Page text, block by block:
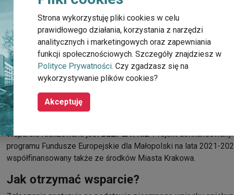
, możliwe także zorganizowanie
WAŻNE INFORMACJE
Wsparcie realizowane jestBEZPŁATNIE. Projekt
programu Fundusze Europejskie dla Małopolski na lata 2021-
współfinansowany także ze środków Miasta Krakowa.
Jak otrzymać wsparcie?
Strona wykorzystuję pliki cookies w celu
prawidłowego działania, korzystania z narzędzi
analitycznych i marketingowych oraz zapewniania
funkcji społecznościowych. Szczegóły znajdziesz w
Polityce Prywatności. Czy zgadzasz się na
wykorzystywanie plików cookies?
Akceptuję